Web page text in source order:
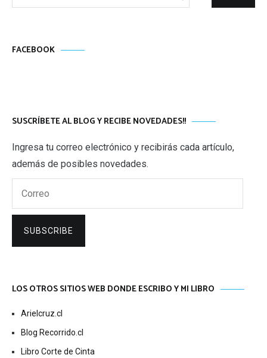
FACEBOOK
SUSCRÍBETE AL BLOG Y RECIBE NOVEDADES!!
Ingresa tu correo electrónico y recibirás cada artículo,
además de posibles novedades.
SUBSCRIBE
LOS OTROS SITIOS WEB DONDE ESCRIBO Y MI LIBRO
Arielcruz.cl
Blog Recorrido.cl
Libro Corte de Cinta